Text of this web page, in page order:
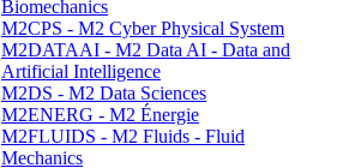
Biomechanics
M2CPS - M2 Cyber Physical System
M2DATAAI - M2 Data AI - Data and
Artificial Intelligence
M2DS - M2 Data Sciences
M2ENERG - M2 Énergie
M2FLUIDS - M2 Fluids - Fluid
Mechanics